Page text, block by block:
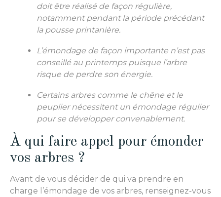
doit être réalisé de façon régulière,
notamment pendant la période précédant
la pousse printanière.
L’émondage de façon importante n’est pas
conseillé au printemps puisque l’arbre
risque de perdre son énergie.
Certains arbres comme le chêne et le
peuplier nécessitent un émondage régulier
pour se développer convenablement.
À qui faire appel pour émonder
vos arbres ?
Avant de vous décider de qui va prendre en
charge l’émondage de vos arbres, renseignez-vous